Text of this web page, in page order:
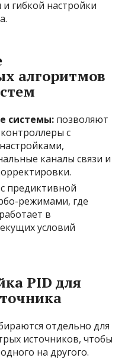
гибкой настройки
алгоритмов
системы: позволяют
с
каналы связи и
предиктивной
режимами, где
в
условий
PID для
отдельно для
источников, чтобы
на другого.